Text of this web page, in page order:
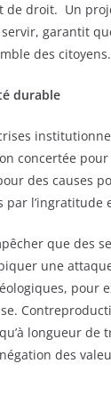
de droit. Un
servir, garantit
des citoyens.
durable
concertée
des causes
par l’ingratitude
que des
une
pour
longueur
des